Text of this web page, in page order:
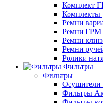
Комплект
Комплекты
Ремни
Ремни ГРМ
Ремни
Ремни
Ролики
Фильтры
Фильтры
Осушители
Фильтры